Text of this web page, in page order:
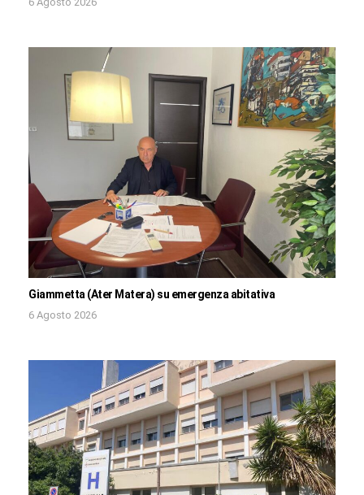
Giammetta (Ater Matera) su emergenza abitativa
6 Agosto 2026